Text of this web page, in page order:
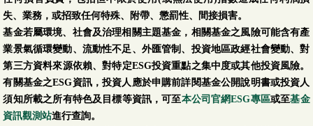
失、業務，或招致任何特殊、附帶、懲罰性、間接損害。
基金若屬環境、社會及治理相關主題基金，相關基金之風險可能含有產
業景氣循環變動、流動性不足、外匯管制、投資地區政經社會變動、對
第三方資料來源依賴、對特定ESG投資重點之集中度或其他投資風險。
有關基金之ESG資訊，投資人應於申購前詳閱基金公開說明書或投資人
須知所載之所有特色及目標等資訊，可至本公司官網ESG專區或至基金
資訊觀測站進行查詢。